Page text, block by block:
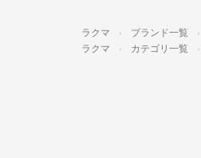
ラクマ ブランド一覧
ラクマ カテゴリ一覧